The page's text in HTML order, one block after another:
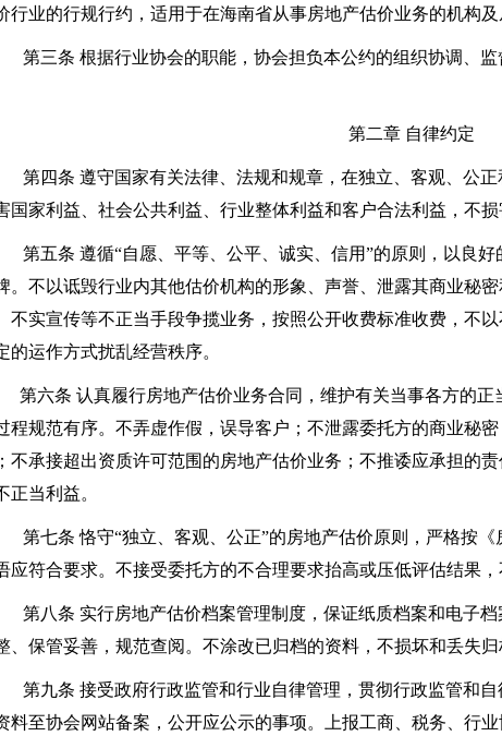
行业的行规行约，适用于在海南省从事房地产估价业务的机构及
第三条 根据行业协会的职能，协会担负本公约的组织协调、
第二章 自律约定
第四条 遵守国家有关法律、法规和规章，在独立、客观、公
国家利益、社会公共利益、行业整体利益和客户合法利益，不损
第五条 遵循“自愿、平等、公平、诚实、信用”的原则，以良
。不以诋毁行业内其他估价机构的形象、声誉、泄露其商业秘
不实宣传等不正当手段争揽业务，按照公开收费标准收费，不
的运作方式扰乱经营秩序。
第六条 认真履行房地产估价业务合同，维护有关当事各方的
程规范有序。不弄虚作假，误导客户；不泄露委托方的商业秘
不承接超出资质许可范围的房地产估价业务；不推诿应承担的
正当利益。
第七条 恪守“独立、客观、公正”的房地产估价原则，严格按
应符合要求。不接受委托方的不合理要求抬高或压低评估结果
第八条 实行房地产估价档案管理制度，保证纸质档案和电子
、保管妥善，规范查阅。不涂改已归档的资料，不损坏和丢失归
第九条 接受政府行政监管和行业自律管理，贯彻行政监管和
料至协会网站备案，公开应公示的事项。上报工商、税务、行